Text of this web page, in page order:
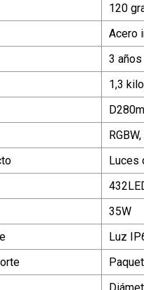
120
Acero
3 años
1,3
Luces
35W
Luz